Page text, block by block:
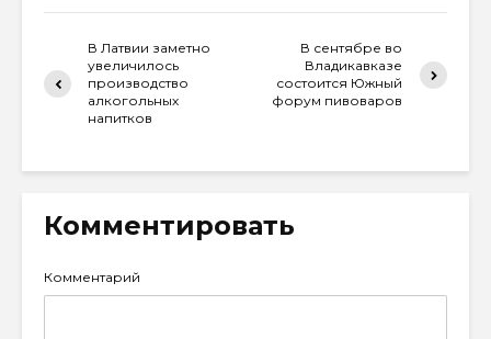
В Латвии заметно
увеличилось
производство
алкогольных
напитков
В сентябре во
Владикавказе
состоится Южный
форум пивоваров
Комментировать
Комментарий